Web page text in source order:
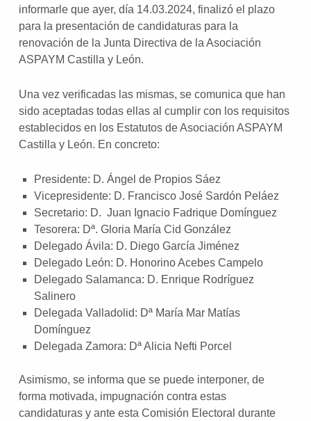
informarle que ayer, día 14.03.2024, finalizó el plazo
para la presentación de candidaturas para la
renovación de la Junta Directiva de la Asociación
ASPAYM Castilla y León.
Una vez verificadas las mismas, se comunica que han
sido aceptadas todas ellas al cumplir con los requisitos
establecidos en los Estatutos de Asociación ASPAYM
Castilla y León. En concreto:
Presidente: D. Ángel de Propios Sáez
Vicepresidente: D. Francisco José Sardón Peláez
Secretario: D. Juan Ignacio Fadrique Domínguez
Tesorera: Dª. Gloria María Cid González
Delegado Ávila: D. Diego García Jiménez
Delegado León: D. Honorino Acebes Campelo
Delegado Salamanca: D. Enrique Rodríguez
Salinero
Delegada Valladolid: Dª María Mar Matías
Domínguez
Delegada Zamora: Dª Alicia Nefti Porcel
Asimismo, se informa que se puede interponer, de
forma motivada, impugnación contra estas
candidaturas y ante esta Comisión Electoral durante